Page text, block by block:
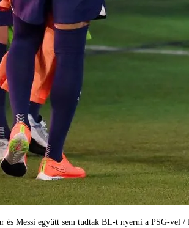
és Messi együtt sem tudtak BL-t nyerni a PSG-vel /